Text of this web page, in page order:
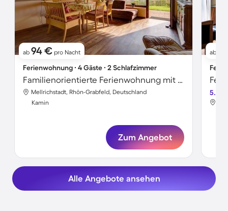
ab 94 € pro Nacht
Ferienwohnung ∙ 4 Gäste ∙ 2 Schlafzimmer
Familienorientierte Ferienwohnung mit Terrasse, Sauna und Grill | Haustiere erlaubt
Mellrichstadt, Rhön-Grabfeld, Deutschland
Kamin
Zum Angebot
ab
5.0
Alle Angebote ansehen